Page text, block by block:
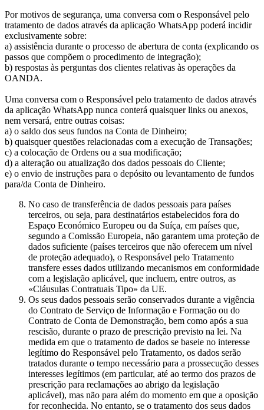
Por motivos de segurança, uma conversa com o Responsável pelo
tratamento de dados através da aplicação WhatsApp poderá incidir
exclusivamente sobre:
a) assistência durante o processo de abertura de conta (explicando os
passos que compõem o procedimento de integração);
b) respostas às perguntas dos clientes relativas às operações da
OANDA.
Uma conversa com o Responsável pelo tratamento de dados através
da aplicação WhatsApp nunca conterá quaisquer links ou anexos,
nem versará, entre outras coisas:
a) o saldo dos seus fundos na Conta de Dinheiro;
b) quaisquer questões relacionadas com a execução de Transações;
c) a colocação de Ordens ou a sua modificação;
d) a alteração ou atualização dos dados pessoais do Cliente;
e) o envio de instruções para o depósito ou levantamento de fundos
para/da Conta de Dinheiro.
No caso de transferência de dados pessoais para países
terceiros, ou seja, para destinatários estabelecidos fora do
Espaço Económico Europeu ou da Suíça, em países que,
segundo a Comissão Europeia, não garantem uma proteção de
dados suficiente (países terceiros que não oferecem um nível
de proteção adequado), o Responsável pelo Tratamento
transfere esses dados utilizando mecanismos em conformidade
com a legislação aplicável, que incluem, entre outros, as
«Cláusulas Contratuais Tipo» da UE.
Os seus dados pessoais serão conservados durante a vigência
do Contrato de Serviço de Informação e Formação ou do
Contrato de Conta de Demonstração, bem como após a sua
rescisão, durante o prazo de prescrição previsto na lei. Na
medida em que o tratamento de dados se baseie no interesse
legítimo do Responsável pelo Tratamento, os dados serão
tratados durante o tempo necessário para a prossecução desses
interesses legítimos (em particular, até ao termo dos prazos de
prescrição para reclamações ao abrigo da legislação
aplicável), mas não para além do momento em que a oposição
for reconhecida. No entanto, se o tratamento dos seus dados